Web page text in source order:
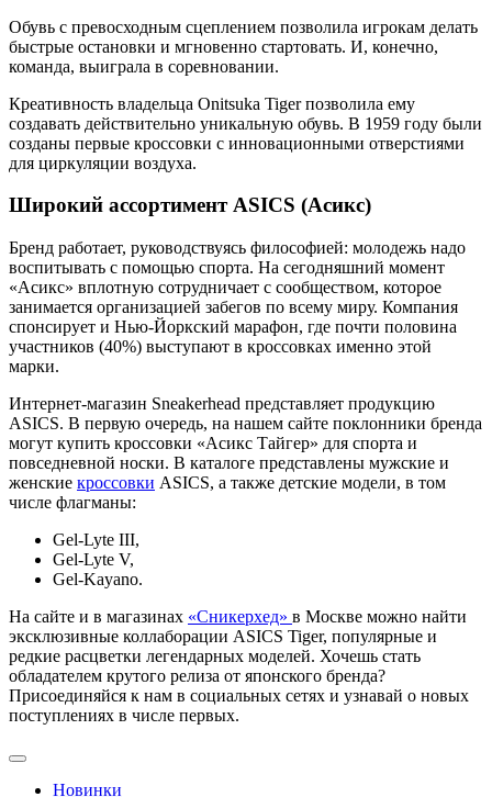
Обувь с превосходным сцеплением позволила игрокам делать
быстрые остановки и мгновенно стартовать. И, конечно,
команда, выиграла в соревновании.
Креативность владельца Onitsuka Tiger позволила ему
создавать действительно уникальную обувь. В 1959 году были
созданы первые кроссовки с инновационными отверстиями
для циркуляции воздуха.
Широкий ассортимент ASICS (Асикс)
Бренд работает, руководствуясь философией: молодежь надо
воспитывать с помощью спорта. На сегодняшний момент
«Асикс» вплотную сотрудничает с сообществом, которое
занимается организацией забегов по всему миру. Компания
спонсирует и Нью-Йоркский марафон, где почти половина
участников (40%) выступают в кроссовках именно этой
марки.
Интернет-магазин Sneakerhead представляет продукцию
ASICS. В первую очередь, на нашем сайте поклонники бренда
могут купить кроссовки «Асикс Тайгер» для спорта и
повседневной носки. В каталоге представлены мужские и
женские кроссовки ASICS, а также детские модели, в том
числе флагманы:
Gel-Lyte III,
Gel-Lyte V,
Gel-Kayano.
На сайте и в магазинах «Сникерхед» в Москве можно найти
эксклюзивные коллаборации ASICS Tiger, популярные и
редкие расцветки легендарных моделей. Хочешь стать
обладателем крутого релиза от японского бренда?
Присоединяйся к нам в социальных сетях и узнавай о новых
поступлениях в числе первых.
Новинки